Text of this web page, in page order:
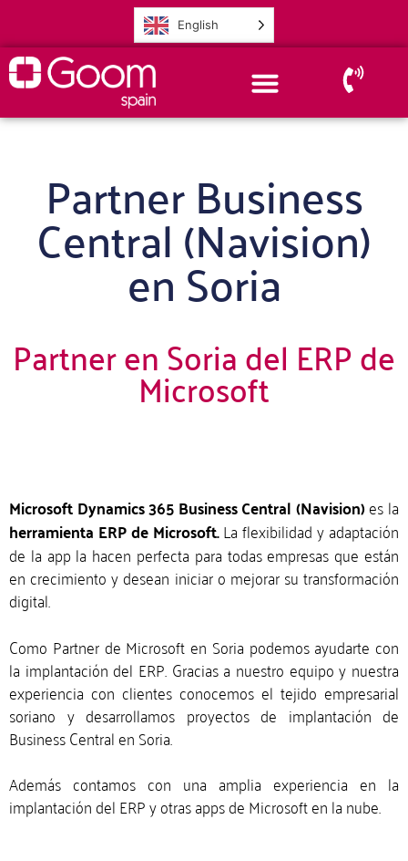
English
Partner Business
Central (Navision)
en Soria
Partner en Soria del ERP de
Microsoft
Microsoft Dynamics 365 Business Central (Navision)es la
herramienta ERP de Microsoft.La flexibilidad y adaptación
de la app la hacen perfecta para todas empresas que están
en crecimiento y desean iniciar o mejorar su transformación
digital.
Como Partner de Microsoft en Soria podemos ayudarte con
la implantación del ERP. Gracias a nuestro equipo y nuestra
experiencia con clientes conocemos el tejido empresarial
soriano y desarrollamos proyectos de implantación de
Business Central en Soria.
Además contamos con una amplia experiencia en la
implantación del ERP y otras apps de Microsoft en la nube.